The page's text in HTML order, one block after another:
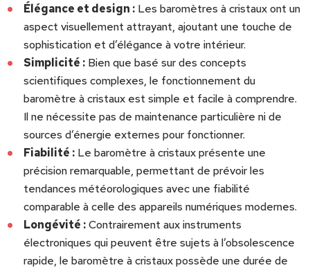
Élégance et design :Les baromètres à cristaux ont un
aspect visuellement attrayant, ajoutant une touche de
sophistication et d’élégance à votre intérieur.
Simplicité :Bien que basé sur des concepts
scientifiques complexes, le fonctionnement du
baromètre à cristaux est simple et facile à comprendre.
Il ne nécessite pas de maintenance particulière ni de
sources d’énergie externes pour fonctionner.
Fiabilité :Le baromètre à cristaux présente une
précision remarquable, permettant de prévoir les
tendances météorologiques avec une fiabilité
comparable à celle des appareils numériques modernes.
Longévité :Contrairement aux instruments
électroniques qui peuvent être sujets à l’obsolescence
rapide, le baromètre à cristaux possède une durée de